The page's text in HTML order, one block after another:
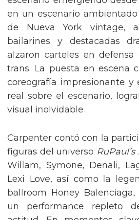
escenario emergiendo
en un escenario
de Nueva York vintage,
bailarines y destacadas
alzaron carteles en defensa
trans. La puesta en escena
coreografía impresionante y
real sobre el escenario,
Carpenter contó con la
figuras del universo
Willam, Symone, Denali,
Lexi Love, así como la
ballroom Honey
un performance repleto